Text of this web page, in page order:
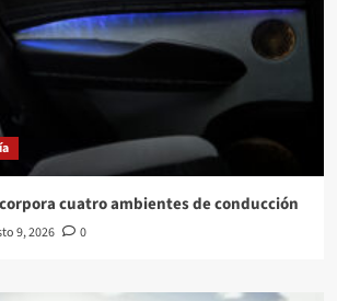
cuatro ambientes de conducción
9, 2026 0